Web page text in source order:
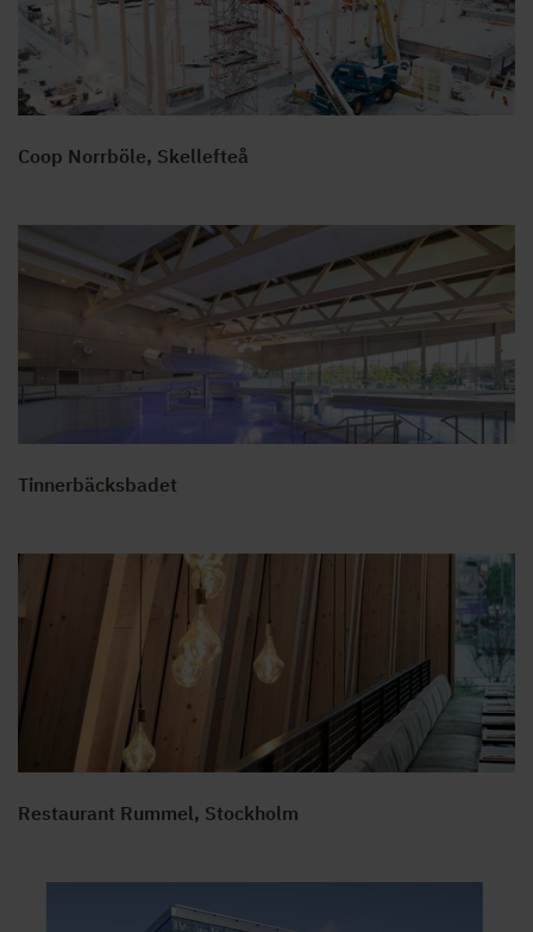
Coop Norrböle, Skellefteå
Tinnerbäcksbadet
Restaurant Rummel, Stockholm